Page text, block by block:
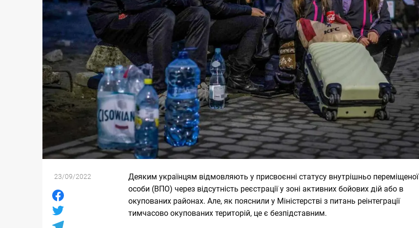
23/09/2022
Деяким українцям відмовляють у присвоєнні статусу внутрішньо переміщеної
особи (ВПО) через відсутність реєстрації у зоні активних бойових дій або в
окупованих районах. Але, як пояснили у Міністерстві з питань реінтеграції
тимчасово окупованих територій, це є безпідставним.